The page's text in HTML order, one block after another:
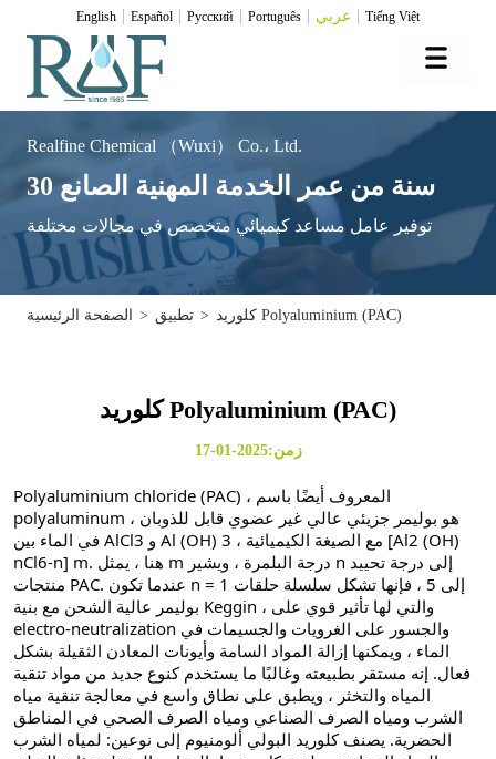
English Español Pусский Português عربي Tiếng Việt
Realfine Chemical （Wuxi） Co.، Ltd.
30 سنة من عمر الخدمة المهنية الصانع
توفير عامل مساعد كيميائي متخصص في مجالات مختلفة
الصفحة الرئيسية > تطبيق > كلوريد Polyaluminium (PAC)
كلوريد Polyaluminium (PAC)
زمن:2025-01-17